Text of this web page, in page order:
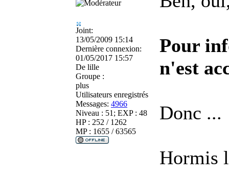
Joint:
13/05/2009 15:14
Dernière connexion:
01/05/2017 15:57
De lille
Groupe :
plus
Utilisateurs enregistrés
Messages: 4966
Niveau : 51; EXP : 48
HP : 252 / 1262
MP : 1655 / 63565
Pour
n'est
Donc ...
Hormis